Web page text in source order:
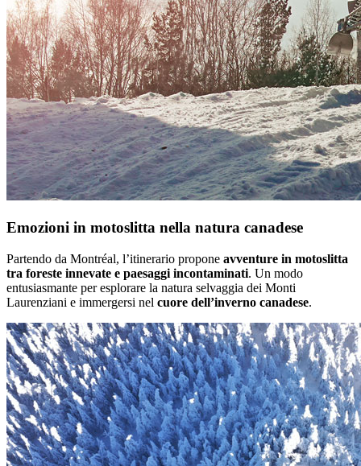
Emozioni in motoslitta nella natura canadese
Partendo da Montréal, l’itinerario propone avventure in motoslitta
tra foreste innevate e paesaggi incontaminati. Un modo
entusiasmante per esplorare la natura selvaggia dei Monti
Laurenziani e immergersi nel cuore dell’inverno canadese.